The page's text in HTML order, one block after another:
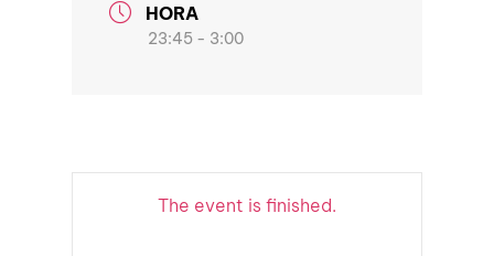
HORA
23:45 - 3:00
The event is finished.